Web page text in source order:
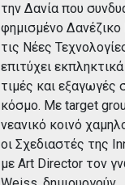
την Δανία που
φημισμένο
τις Νέες
επιτύχει
τιμές και εξαγωγές
κόσμο. Με target
νεανικό κοινό
οι Σχεδιαστές της
με Art Director τον